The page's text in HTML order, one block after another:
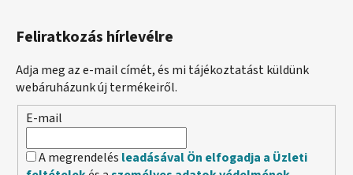
Feliratkozás hírlevélre
Adja meg az e-mail címét, és mi tájékoztatást küldünk
webáruházunk új termékeiről.
E-mail
A megrendelés leadásával Ön elfogadja a Üzleti